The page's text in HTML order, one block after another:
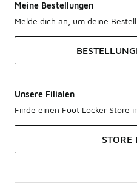
Meine Bestellungen
Melde dich an, um deine
Unsere Filialen
Finde einen Foot Locker Store
STORE